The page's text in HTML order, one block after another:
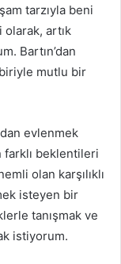
tarzıyla beni
artık
Bartın’dan
mutlu bir
evlenmek
farklı beklentileri
olan karşılıklı
isteyen bir
tanışmak ve
istiyorum.